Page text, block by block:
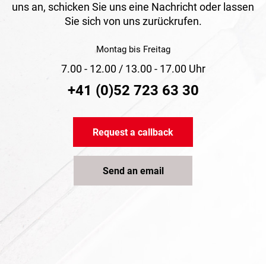
uns an, schicken Sie uns eine Nachricht oder lassen
Sie sich von uns zurückrufen.
Montag bis Freitag
7.00 - 12.00 / 13.00 - 17.00 Uhr
+41 (0)52 723 63 30
Request a callback
Send an email